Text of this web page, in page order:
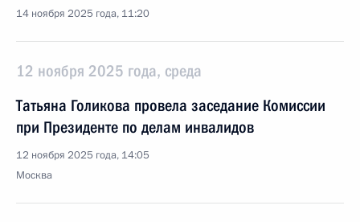
14 ноября 2025 года, 11:20
12 ноября 2025 года, среда
Татьяна Голикова провела заседание Комиссии
при Президенте по делам инвалидов
12 ноября 2025 года, 14:05
Москва